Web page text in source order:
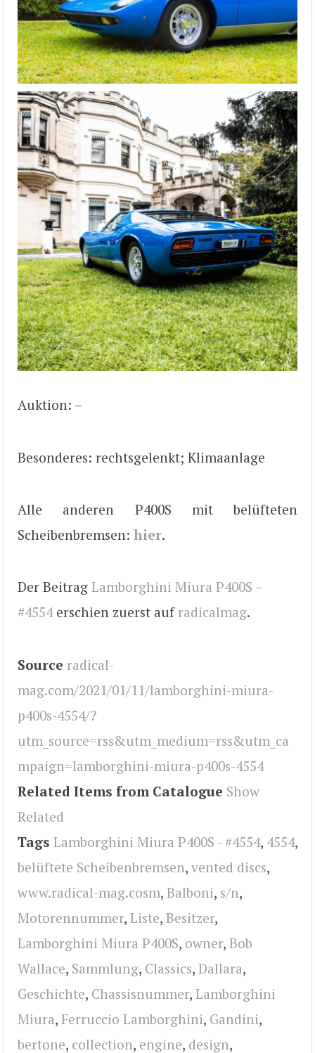
Auktion: –
Besonderes: rechtsgelenkt; Klimaanlage
Alle anderen P400S mit belüfteten
Scheibenbremsen: hier.
Der Beitrag Lamborghini Miura P400S –
#4554erschien zuerst auf radicalmag.
Source radical-
mag.com/2021/01/11/lamborghini-miura-
p400s-4554/?
utm_source=rss&utm_medium=rss&utm_ca
mpaign=lamborghini-miura-p400s-4554
Related Items from Catalogue Show
Related
Tags Lamborghini Miura P400S - #4554, 4554,
belüftete Scheibenbremsen, vented discs,
www.radical-mag.cosm, Balboni, s/n,
Motorennummer, Liste, Besitzer,
Lamborghini Miura P400S, owner, Bob
Wallace, Sammlung, Classics, Dallara,
Geschichte, Chassisnummer, Lamborghini
Miura, Ferruccio Lamborghini, Gandini,
bertone, collection, engine, design,